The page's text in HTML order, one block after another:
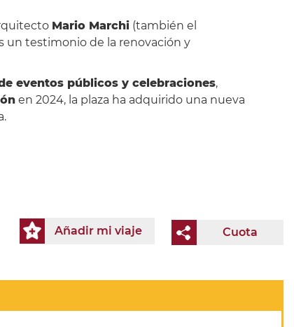
Mario Marchi(también el
un testimonio de la renovación y
eventos públicos y celebraciones,
en 2024, la plaza ha adquirido una nueva
Cuota
Añadir mi viaje